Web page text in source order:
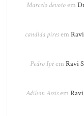
Marcelo devotoem
candida piresem
Pedro Ipêem Ravi
Adilson Assisem